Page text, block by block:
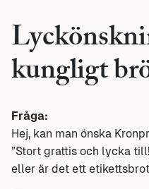
kungligt
Fråga:
Hej, kan man önska
”Stort grattis och lycka
eller är det ett